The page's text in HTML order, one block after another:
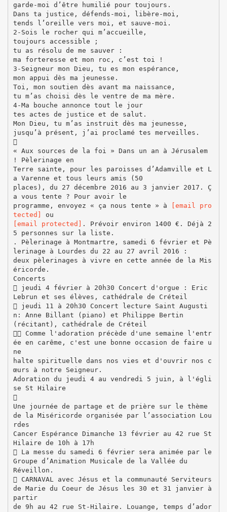
garde-moi d’être humilié pour toujours.
Dans ta justice, défends-moi, libère-moi,
tends l’oreille vers moi, et sauve-moi.
2-Sois le rocher qui m’accueille,
toujours accessible ;
tu as résolu de me sauver :
ma forteresse et mon roc, c’est toi !
3-Seigneur mon Dieu, tu es mon espérance,
mon appui dès ma jeunesse.
Toi, mon soutien dès avant ma naissance,
tu m’as choisi dès le ventre de ma mère.
4-Ma bouche annonce tout le jour
tes actes de justice et de salut.
Mon Dieu, tu m’as instruit dès ma jeunesse,
jusqu’à présent, j’ai proclamé tes merveilles.

« Aux sources de la foi » Dans un an à Jérusalem
! Pèlerinage en
Terre sainte, pour les paroisses d’Adamville et L
a Varenne et tous leurs amis (50
places), du 27 décembre 2016 au 3 janvier 2017. Ç
a vous tente ? Pour avoir le
programme, envoyez « ça nous tente » à
[email pro
tected]
[email protected] . Prévoir environ 1400 €. Déjà 2
5 personnes sur la liste.
. Pèlerinage à Montmartre, samedi 6 février et Pè
lerinage à Lourdes du 22 au 27 avril 2016 :
deux pèlerinages à vivre en cette année de la Mis
éricorde.
Concerts
 jeudi 4 février à 20h30 Concert d'orgue : Eric
Lebrun et ses élèves, cathédrale de Créteil
 jeudi 11 à 20h30 Concert lecture Saint Augusti
n: Anne Billant (piano) et Philippe Bertin
(récitant), cathédrale de Créteil
 Comme l'adoration précède d'une semaine l'entr
ée en carême, c'est une bonne occasion de faire u
ne
halte spirituelle dans nos vies et d'ouvrir nos c
œurs à notre Seigneur.
Adoration du jeudi 4 au vendredi 5 juin, à l'égli
se St Hilaire

Une journée de partage et de prière sur le thème
de la Miséricorde organisée par l’association Lou
rdes
Cancer Espérance Dimanche 13 février au 42 rue St
Hilaire de 10h à 17h
 La messe du samedi 6 février sera animée par le
Groupe d’Animation Musicale de la Vallée du
Réveillon.
 CARNAVAL avec Jésus et la communauté Serviteurs
de Marie du Coeur de Jésus les 30 et 31 janvier à
partir
de 9h au 42 rue St-Hilaire. Louange, temps d’ador